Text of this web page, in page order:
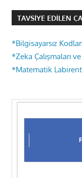
TAVSIYE EDILEN
*Bilgisayarsız
*Zeka Çalışmaları
*Matematik